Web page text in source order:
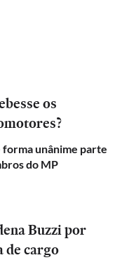
os
forma unânime parte
do MP
Buzzi por
de cargo